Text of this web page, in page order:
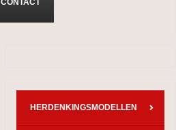
CONTACT
HERDENKINGSMODELLEN